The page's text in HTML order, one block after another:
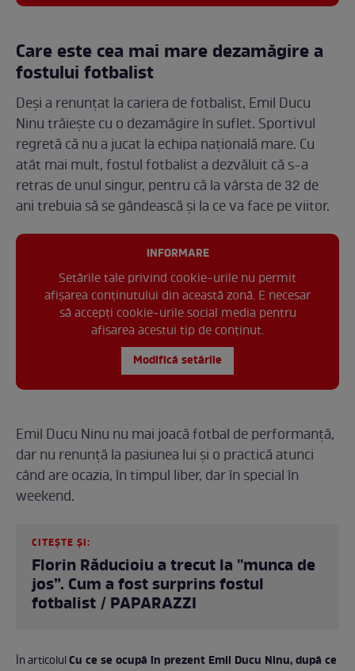
Care este cea mai mare dezamăgire a
fostului fotbalist
Deși a renunțat la cariera de fotbalist, Emil Ducu
Ninu trăiește cu o dezamăgire în suflet. Sportivul
regretă că nu a jucat la echipa națională mare. Cu
atât mai mult, fostul fotbalist a dezvăluit că s-a
retras de unul singur, pentru că la vârsta de 32 de
ani trebuia să se gândească și la ce va face pe viitor.
INFORMARE
Setările tale privind cookie-urile nu permit
afișarea conținutului din această zonă. E necesar
să accepți cookie-urile social media pentru
afisarea acestui tip de conținut.
Modifică setările
Emil Ducu Ninu nu mai joacă fotbal de performanță,
dar nu renunță la pasiunea lui și o practică atunci
când are ocazia, în timpul liber, dar în special în
weekend.
CITEȘTE ȘI:
Florin Răducioiu a trecut la ''munca de
jos”. Cum a fost surprins fostul
fotbalist / PAPARAZZI
În articolulCu ce se ocupă în prezent Emil Ducu Ninu, după ce